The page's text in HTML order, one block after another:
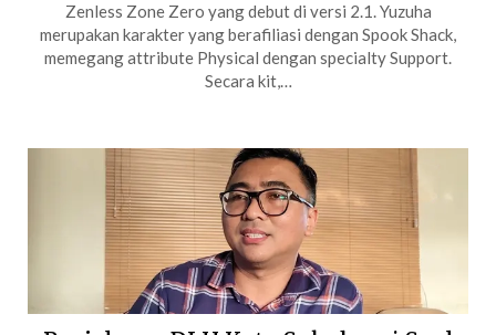
Zenless Zone Zero yang debut di versi 2.1. Yuzuha
merupakan karakter yang berafiliasi dengan Spook Shack,
memegang attribute Physical dengan specialty Support.
Secara kit,…